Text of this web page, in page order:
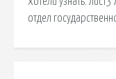
отдел